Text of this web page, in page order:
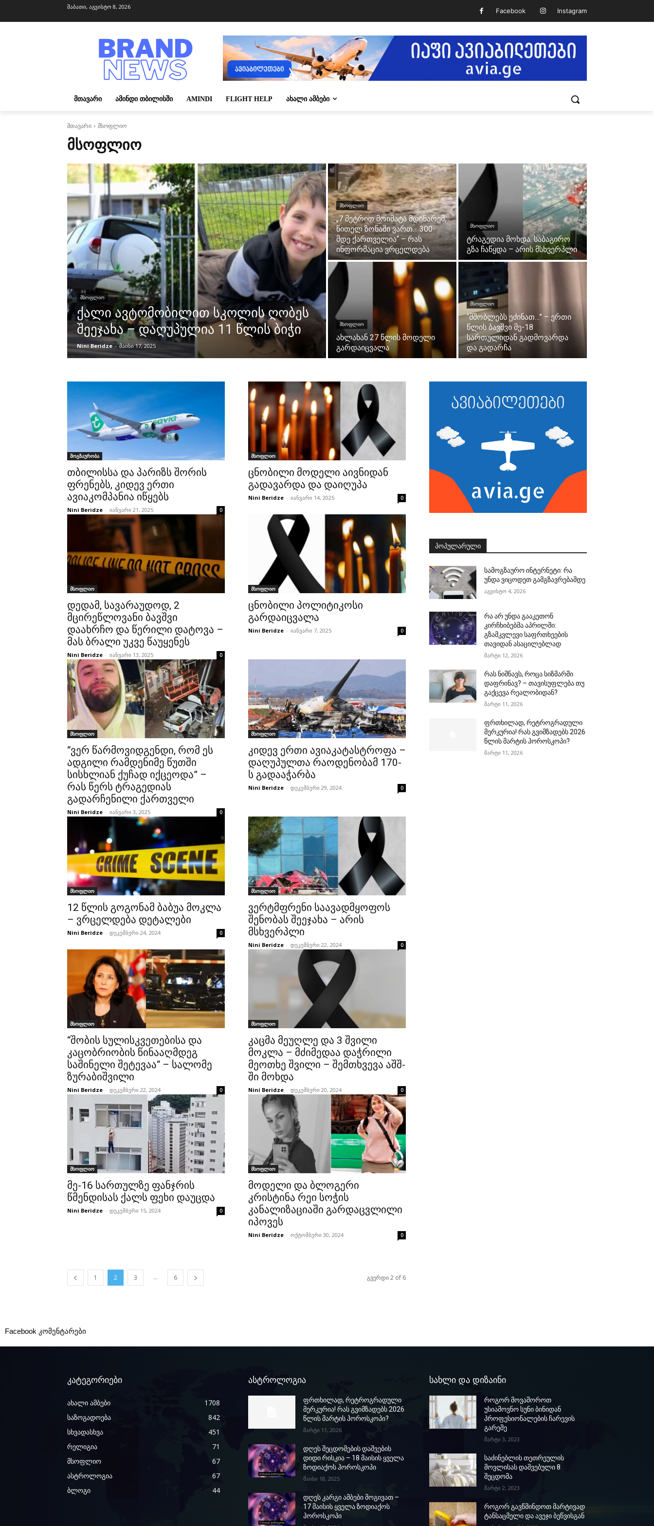
Facebook Instagram
შაბათი, აგვისტო 8, 2026
ᲛᲗᲐᲕᲐᲠᲘ ᲐᲛᲘᲜᲓᲘ ᲗᲑᲘᲚᲘᲡᲨᲘ AMINDI FLIGHT HELP ᲐᲮᲐᲚᲘ ᲐᲛᲑᲔᲑᲘ
მთავარი მსოფლიო
ᲛᲡᲝᲤᲚᲘᲝ
ᲛᲡᲝᲤᲚᲘᲝ
ქალი ავტომობილით სკოლის ღობეს
შეეჯახა – დაღუპულია 11 წლის ბიჭი
Nini Beridze - მაისი 17, 2025
ᲛᲡᲝᲤᲚᲘᲝ
„7 მეტრით მოიმატა მდინარემ,
წითელ ზონაში ვართ… 300-
მდე ქართველია“ – რას
ინფორმაცია ვრცელდება
ᲛᲡᲝᲤᲚᲘᲝ
ტრაგედია მოხდა: საბაგირო
გზა ჩაწყდა – არის მსხვერპლი
ᲛᲡᲝᲤᲚᲘᲝ
ახლახან 27 წლის მოდელი
გარდაიცვალა
ᲛᲡᲝᲤᲚᲘᲝ
“მშობლებს ეძინათ…” – ერთი
წლის ბავშვი მე-18
სართულიდან გადმოვარდა
და გადარჩა
მოგზაურობა
თბილისსა და პარიზს შორის
ფრენებს, კიდევ ერთი
ავიაკომპანია იწყებს
Nini Beridze - იანვარი 21, 2025 0
მსოფლიო
ცნობილი მოდელი აივნიდან
გადავარდა და დაიღუპა
Nini Beridze - იანვარი 14, 2025 0
მსოფლიო
დედამ, სავარაუდოდ, 2
მცირეწლოვანი ბავშვი
დაახრჩო და წერილი დატოვა –
მას ბრალი უკვე წაუყენეს
Nini Beridze - იანვარი 13, 2025 0
მსოფლიო
ცნობილი პოლიტიკოსი
გარდაიცვალა
Nini Beridze - იანვარი 7, 2025 0
მსოფლიო
“ვერ წარმოვიდგენდი, რომ ეს
ადგილი რამდენიმე წუთში
სისხლიან ქუჩად იქცეოდა” –
რას წერს ტრაგედიას
გადარჩენილი ქართველი
Nini Beridze - იანვარი 3, 2025 0
მსოფლიო
კიდევ ერთი ავიაკატასტროფა –
დაღუპულთა რაოდენობამ 170-
ს გადააჭარბა
Nini Beridze - დეკემბერი 29, 2024 0
მსოფლიო
12 წლის გოგონამ ბაბუა მოკლა
– ვრცელდება დეტალები
Nini Beridze - დეკემბერი 24, 2024 0
მსოფლიო
ვერტმფრენი საავადმყოფოს
შენობას შეეჯახა – არის
მსხვერპლი
Nini Beridze - დეკემბერი 22, 2024 0
მსოფლიო
“შობის სულისკვეთებისა და
კაცობრიობის წინააღმდეგ
საშინელი შეტევაა“ – სალომე
ზურაბიშვილი
Nini Beridze - დეკემბერი 22, 2024 0
მსოფლიო
კაცმა მეუღლე და 3 შვილი
მოკლა – მძიმედაა დაჭრილი
მეოთხე შვილი – შემთხვევა აშშ-
ში მოხდა
Nini Beridze - დეკემბერი 20, 2024 0
მსოფლიო
მე-16 სართულზე ფანჯრის
წმენდისას ქალს ფეხი დაუცდა
Nini Beridze - დეკემბერი 15, 2024 0
მსოფლიო
მოდელი და ბლოგერი
კრისტინა რეი სოჭის
კანალიზაციაში გარდაცვლილი
იპოვეს
Nini Beridze - ოქტომბერი 30, 2024 0
1 2 3 ... 6 გვერდი 2 of 6
ᲞᲝᲞᲣᲚᲐᲠᲣᲚᲘ
სამოგზაურო ინტერნეტი: რა
უნდა ვიცოდეთ გამგზავრებამდე
აგვისტო 4, 2026
რა არ უნდა გააკეთონ
კირჩხიბებმა აპრილში:
გზამკვლევი საფრთხეების
თავიდან ასაცილებლად
მარტი 12, 2026
რას ნიშნავს, როცა სიზმარში
დაფრინავ? – თავისუფლება თუ
გაქცევა რეალობიდან?
მარტი 11, 2026
ფრთხილად, რეტროგრადული
მერკურია! რას გვიმზადებს 2026
წლის მარტის ჰოროსკოპი?
მარტი 11, 2026
Facebook კომენტარები
კატეგორიები
ახალი ამბები
1708
საზოგადოება
842
სხვადასხვა
451
რელიგია
71
მსოფლიო
67
ასტროლოგია
67
ბლოგი
44
ასტროლოგია
ფრთხილად, რეტროგრადული
მერკურია! რას გვიმზადებს 2026
წლის მარტის ჰოროსკოპი?
მარტი 11, 2026
დღეს შეცდომების დაშვების
დიდი რისკია – 18 მაისის ყველა
ზოდიაქოს ჰოროსკოპი
მაისი 18, 2025
დღეს კარგი ამბები მოგივათ –
17 მაისის ყველა ზოდიაქოს
ჰოროსკოპი
სახლი და დიზაინი
როგორ მოვაშოროთ
უსიამოვნო სუნი ბინიდან
პროფესიონალების ჩარევის
გარეშე
მარტი 3, 2023
საძინებლის თეთრეულის
მოვლისას დაშვებული 8
შეცდომა
მარტი 2, 2023
როგორ გავწმინდოთ მარტივად
ტანსაცმელი და ავეჯი ბეწვისგან